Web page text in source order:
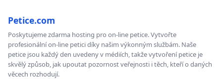
Petice.com
Poskytujeme zdarma hosting pro on-line petice. Vytvořte
profesionální on-line petici díky našim výkonným službám. Naše
petice jsou každý den uvedeny v médiích, takže vytvoření petice je
skvělý způsob, jak upoutat pozornost veřejnosti i těch, kteří o daných
věcech rozhodují.